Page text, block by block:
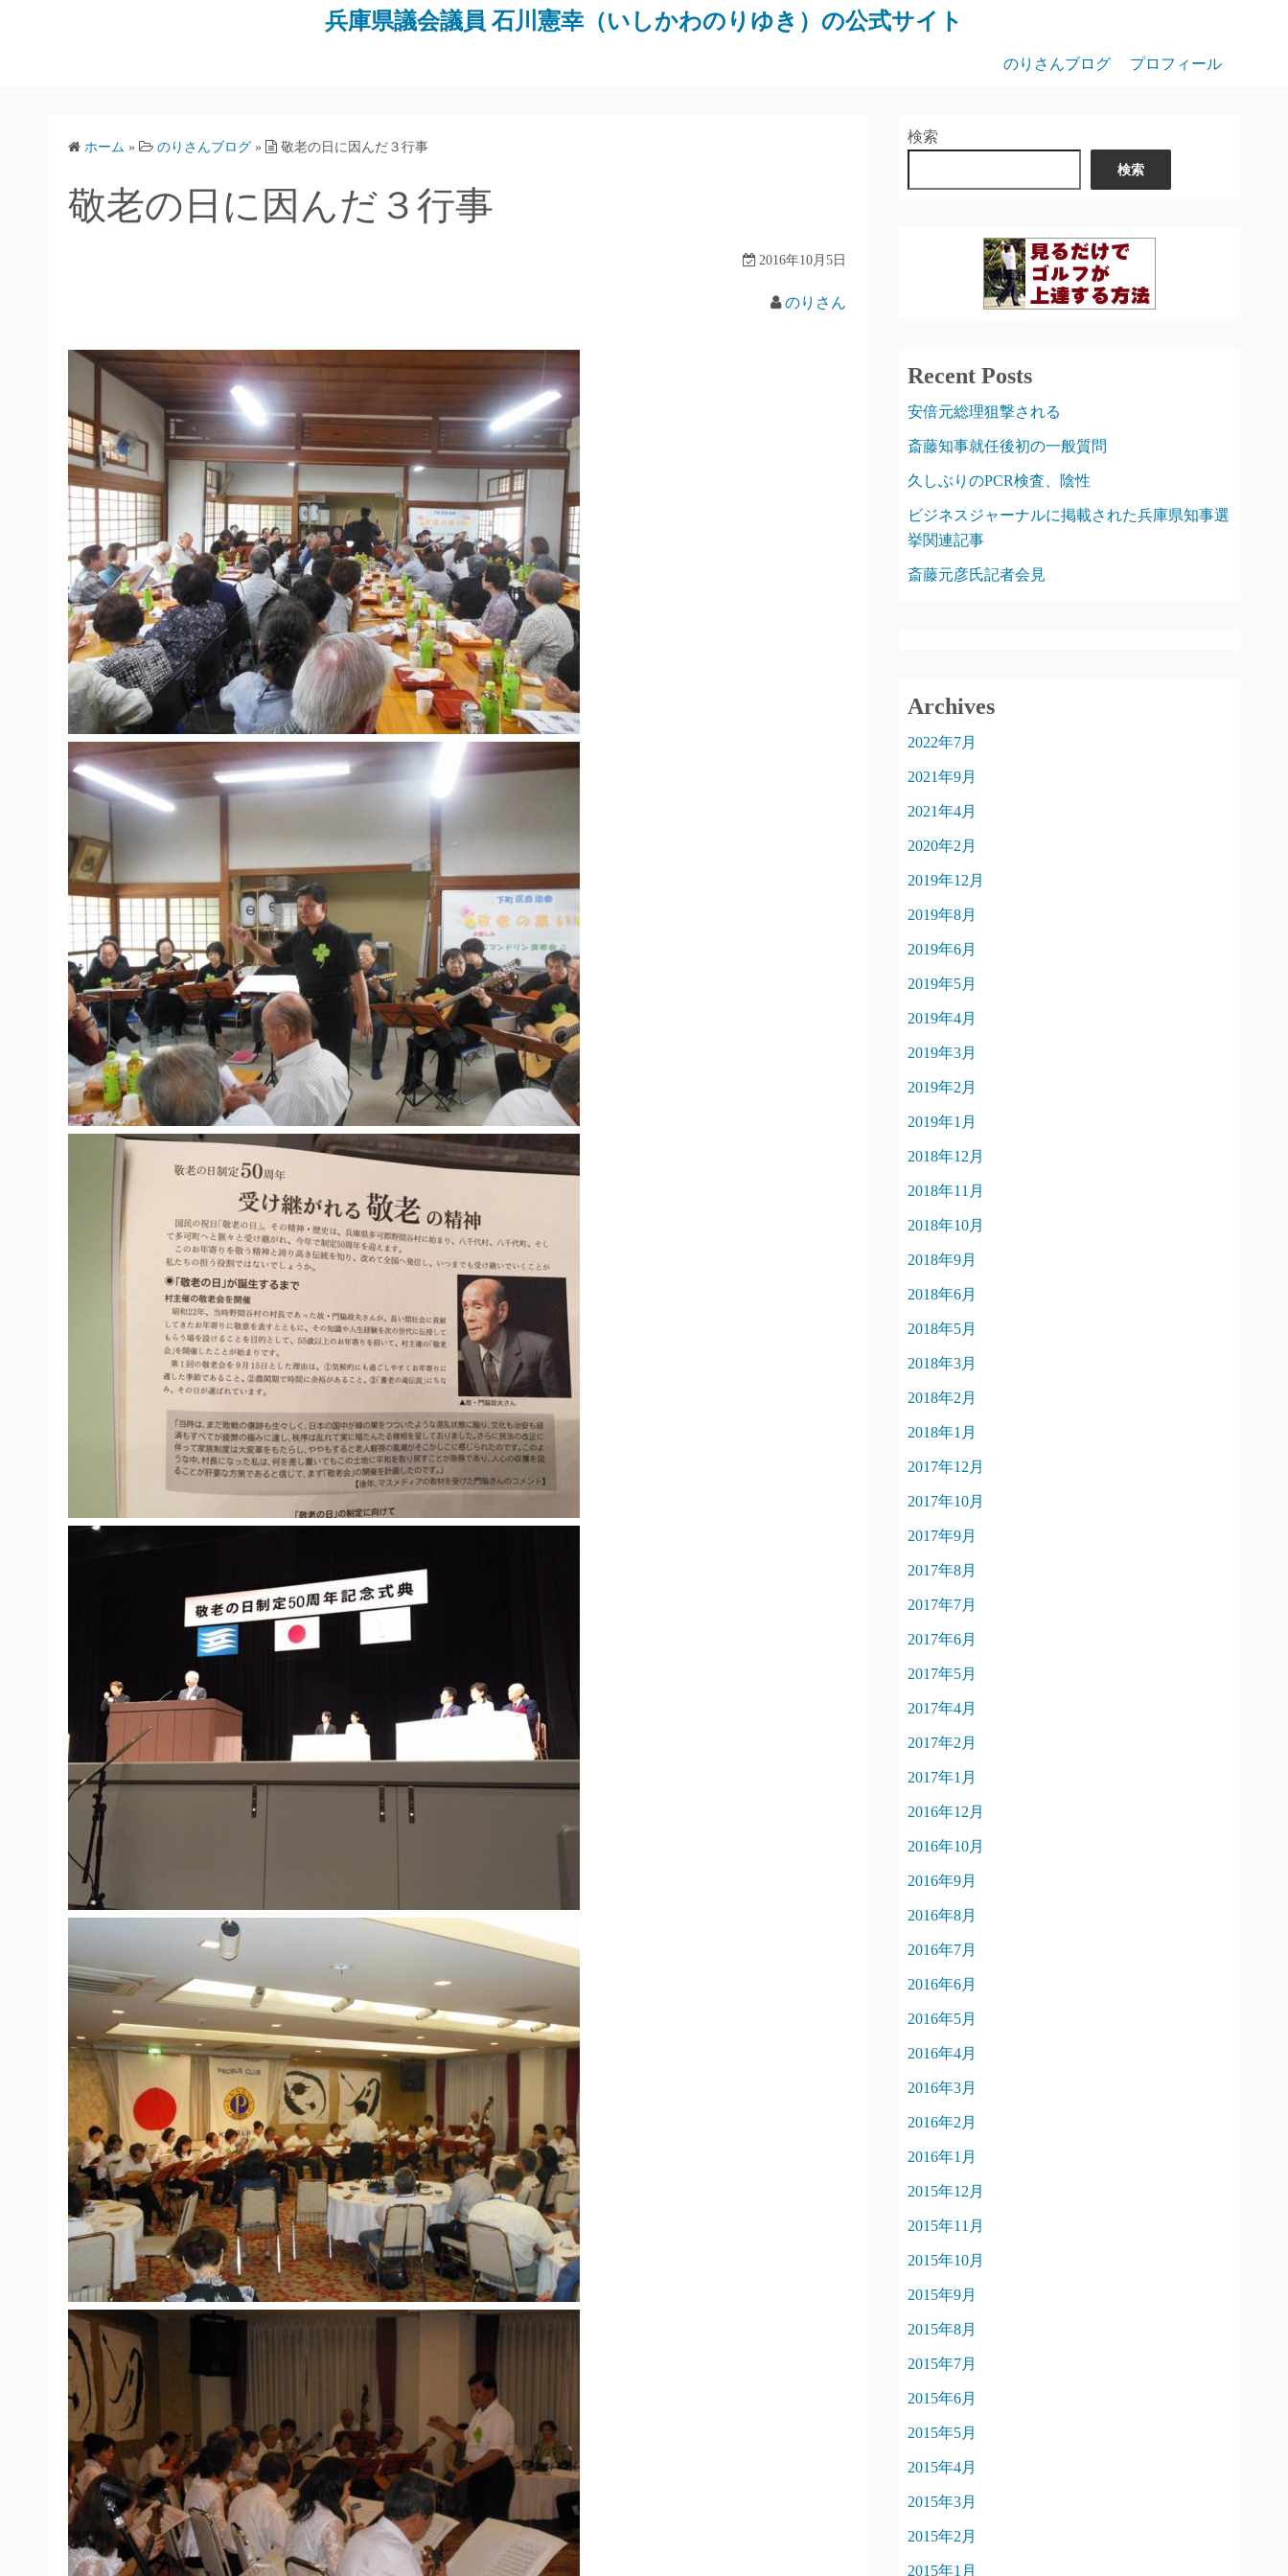
兵庫県議会議員 石川憲幸（いしかわのりゆき）の公式サイト
のりさんブログ プロフィール
ホーム » のりさんブログ » 敬老の日に因んだ３行事
敬老の日に因んだ３行事
2016年10月5日
のりさん
検索
検索
Recent Posts
安倍元総理狙撃される
斎藤知事就任後初の一般質問
久しぶりのPCR検査、陰性
ビジネスジャーナルに掲載された兵庫県知事選
挙関連記事
斎藤元彦氏記者会見
Archives
2022年7月
2021年9月
2021年4月
2020年2月
2019年12月
2019年8月
2019年6月
2019年5月
2019年4月
2019年3月
2019年2月
2019年1月
2018年12月
2018年11月
2018年10月
2018年9月
2018年6月
2018年5月
2018年3月
2018年2月
2018年1月
2017年12月
2017年10月
2017年9月
2017年8月
2017年7月
2017年6月
2017年5月
2017年4月
2017年2月
2017年1月
2016年12月
2016年10月
2016年9月
2016年8月
2016年7月
2016年6月
2016年5月
2016年4月
2016年3月
2016年2月
2016年1月
2015年12月
2015年11月
2015年10月
2015年9月
2015年8月
2015年7月
2015年6月
2015年5月
2015年4月
2015年3月
2015年2月
2015年1月